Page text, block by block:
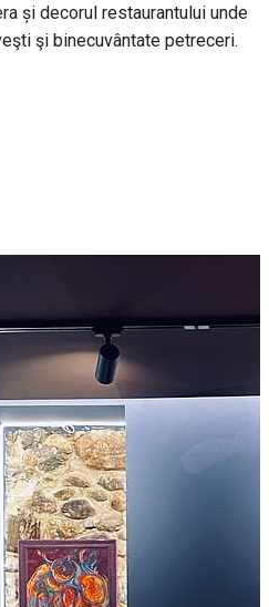
și decorul restaurantului unde
şi binecuvântate petreceri.